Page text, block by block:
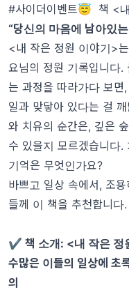
#사이더이벤트😇 책 <
“당신의 마음에 남아있
<내 작은 정원 이야기>
요님의 정원 기록입니다
는 과정을 따라가다 보면
일과 맞닿아 있다는 걸
와 치유의 순간은, 깊은
수 있을지 모르겠습니다.
기억은 무엇인가요?
바쁘고 일상 속에서, 조
들께 이 책을 추천합니
✔ 책 소개: <내 작은 정
수많은 이들의 일상에 초
의